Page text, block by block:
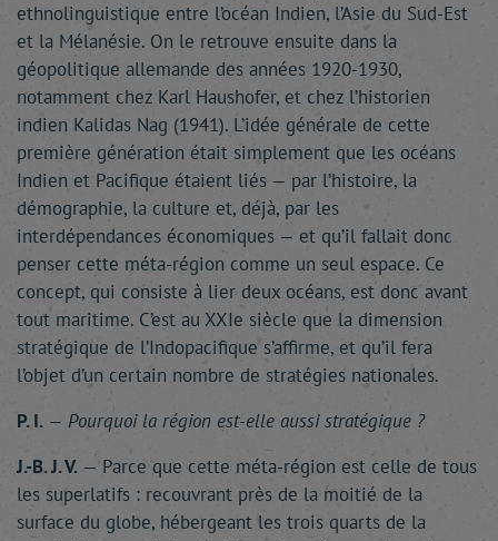
ethnolinguistique entre l’océan Indien, l’Asie du Sud-Est
et la Mélanésie. On le retrouve ensuite dans la
géopolitique allemande des années 1920-1930,
notamment chez Karl Haushofer, et chez l’historien
indien Kalidas Nag (1941). L’idée générale de cette
première génération était simplement que les océans
Indien et Pacifique étaient liés — par l’histoire, la
démographie, la culture et, déjà, par les
interdépendances économiques — et qu’il fallait donc
penser cette méta-région comme un seul espace. Ce
concept, qui consiste à lier deux océans, est donc avant
tout maritime. C’est au XXIe siècle que la dimension
stratégique de l’Indopacifique s’affirme, et qu’il fera
l’objet d’un certain nombre de stratégies nationales.
P. I. — Pourquoi la région est-elle aussi stratégique ?
J.-B. J. V. — Parce que cette méta-région est celle de tous
les superlatifs : recouvrant près de la moitié de la
surface du globe, hébergeant les trois quarts de la